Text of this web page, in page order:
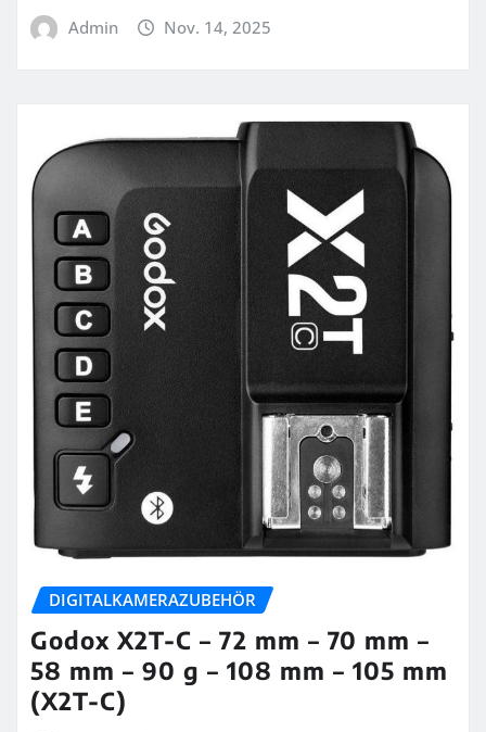
Admin Nov. 14, 2025
DIGITALKAMERAZUBEHÖR
Godox X2T-C – 72 mm – 70 mm –
58 mm – 90 g – 108 mm – 105 mm
(X2T-C)